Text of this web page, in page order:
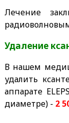
Лечение
Удаление
В нашем
удалить
аппарате
диаметре) - 2